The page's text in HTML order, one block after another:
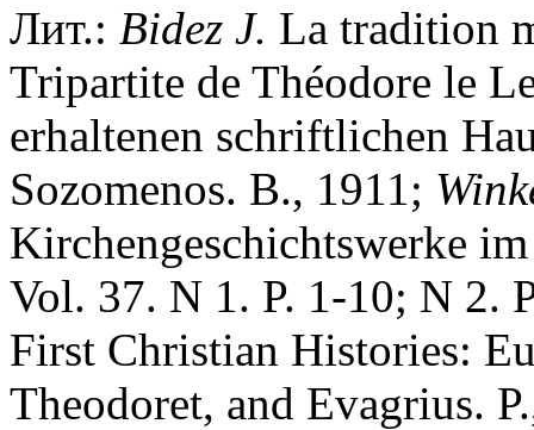
Лит.: Bidez J. La tradition
Tripartite de Théodore le
erhaltenen schriftlichen
Sozomenos. B., 1911;
Kirchengeschichtswerke
Vol. 37. N 1. P. 1-10; N 2.
First Christian Histories:
Theodoret, and Evagrius.